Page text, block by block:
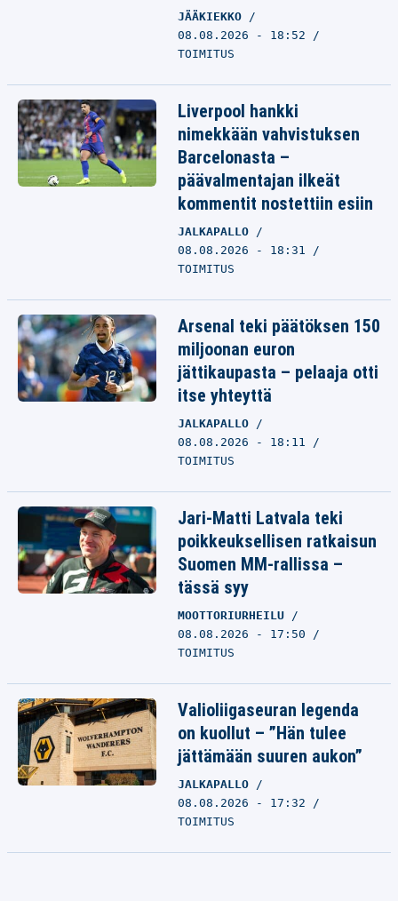
JÄÄKIEKKO
08.08.2026 - 18:52
TOIMITUS
Liverpool hankki
nimekkään vahvistuksen
Barcelonasta –
päävalmentajan ilkeät
kommentit nostettiin esiin
JALKAPALLO
08.08.2026 - 18:31
TOIMITUS
Arsenal teki päätöksen 150
miljoonan euron
jättikaupasta – pelaaja otti
itse yhteyttä
JALKAPALLO
08.08.2026 - 18:11
TOIMITUS
Jari-Matti Latvala teki
poikkeuksellisen ratkaisun
Suomen MM-rallissa –
tässä syy
MOOTTORIURHEILU
08.08.2026 - 17:50
TOIMITUS
Valioliigaseuran legenda
on kuollut – ”Hän tulee
jättämään suuren aukon”
JALKAPALLO
08.08.2026 - 17:32
TOIMITUS